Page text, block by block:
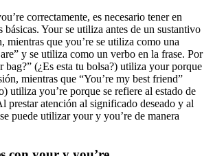
correctamente, es necesario tener en
básicas. Your se utiliza antes de un sustantivo
mientras que you’re se utiliza como una
y se utiliza como un verbo en la frase. Por
bag?” (¿Es esta tu bolsa?) utiliza your porque
mientras que “You’re my best friend”
utiliza you’re porque se refiere al estado de
prestar atención al significado deseado y al
puede utilizar your y you’re de manera